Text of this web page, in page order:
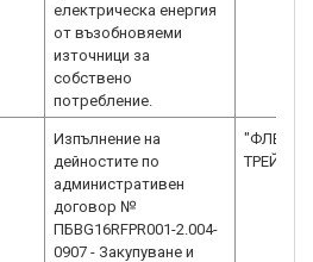
електрическа енергия
от възобновяеми
източници за
собствено
потребление.
Изпълнение на
дейностите по
административен
договор №
ПБBG16RFPR001-2.004-
0907 - Закупуване и
"ФЛЕЙМ
ТРЕЙД"